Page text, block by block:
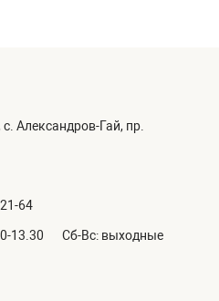
Александров-Гай, пр.
64
13.30 Сб-Вс: выходные